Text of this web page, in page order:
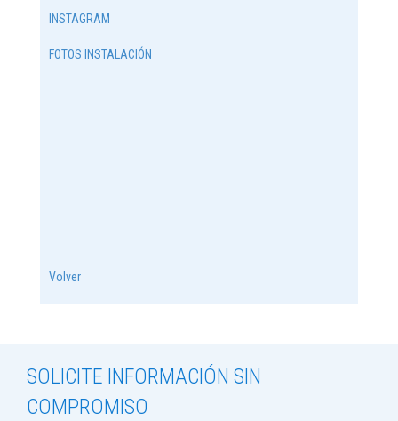
INSTAGRAM
FOTOS INSTALACIÓN
Volver
SOLICITE INFORMACIÓN SIN
COMPROMISO